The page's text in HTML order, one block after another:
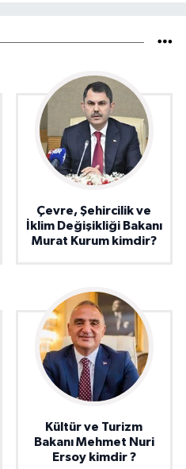
Çevre, Şehircilik ve
İklim Değişikliği Bakanı
Murat Kurum kimdir?
Kültür ve Turizm
Bakanı Mehmet Nuri
Ersoy kimdir ?